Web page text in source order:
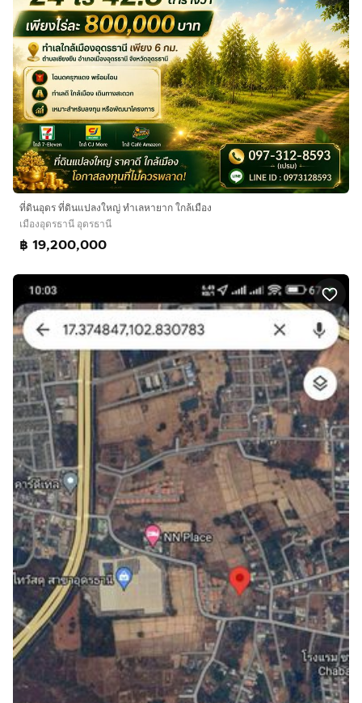
ที่ดินอุดร ที่ดินแปลงใหญ่ ทำเลหายาก ใกล้เมือง
เมืองอุดรธานี อุดรธานี
฿ 19,200,000